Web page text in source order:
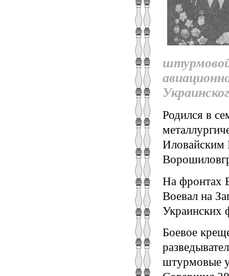
Родился в
Иловайским
На фронтах
Воевал на
Украинских
Боевое
штурмовые